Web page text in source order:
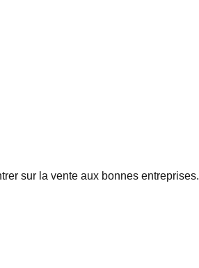
sur la vente aux bonnes entreprises.